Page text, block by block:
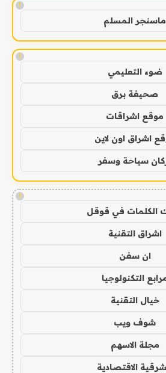
!
ماسنجر المسلم
!
ضوء التعليمي
صحيفة برق
موقع اشراقات
اشراق اون لاين
سياحة وسفر
!
الكلمات في قوقل
اشراق التقنية
ان سفن
التكنولوجيا
خيال التقنية
شوف ويب
مجلة الاسهم
الاقتصادية